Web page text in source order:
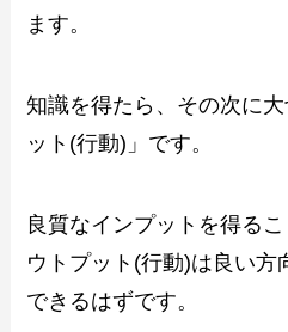
ます。
知識を得たら、その次に
ット(行動)」です。
良質なインプットを得る
ウトプット(行動)は良い方
できるはずです。